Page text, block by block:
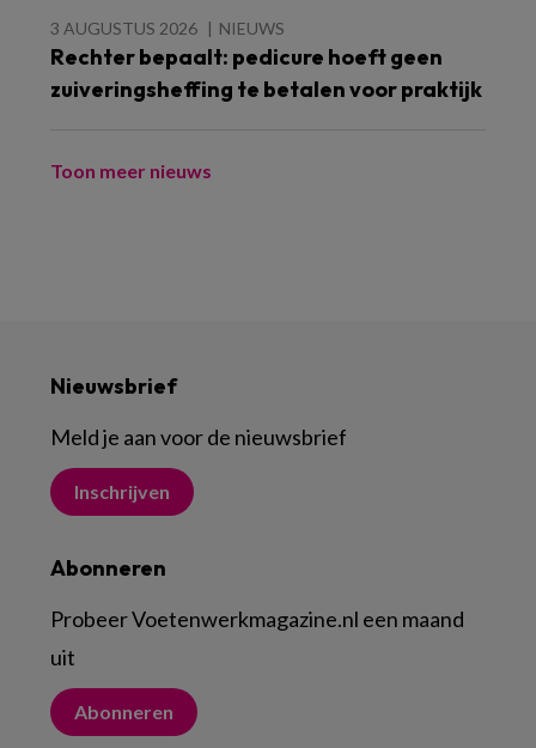
3 AUGUSTUS 2026 NIEUWS
Rechter bepaalt: pedicure hoeft geen
zuiveringsheffing te betalen voor praktijk
Toon meer nieuws
Nieuwsbrief
Meld je aan voor de nieuwsbrief
Inschrijven
Abonneren
Probeer Voetenwerkmagazine.nl een maand
uit
Abonneren